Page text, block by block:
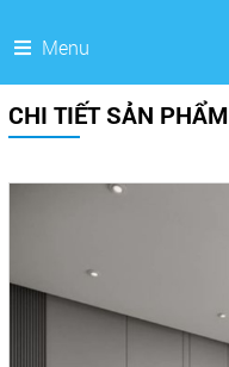
Menu
CHI TIẾT SẢN PHẨM